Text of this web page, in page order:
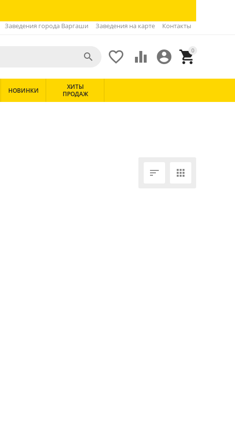
Заведения города Варгаши Заведения на карте Контакты
0


 

НОВИНКИ
ХИТЫ
ПРОДАЖ
 